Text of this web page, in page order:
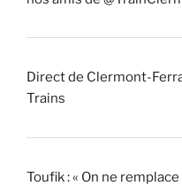
Direct de Clermont-
Trains
Toufik : « On ne